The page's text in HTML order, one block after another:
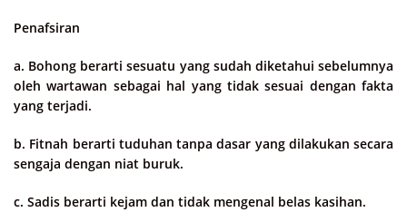
Penafsiran
a. Bohong berarti sesuatu yang sudah diketahui sebelumnya
oleh wartawan sebagai hal yang tidak sesuai dengan fakta
yang terjadi.
b. Fitnah berarti tuduhan tanpa dasar yang dilakukan secara
sengaja dengan niat buruk.
c. Sadis berarti kejam dan tidak mengenal belas kasihan.